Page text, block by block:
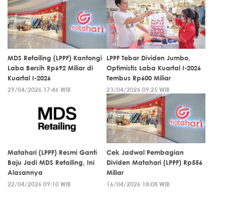
MDS Retailing (LPPF) Kantongi
Laba Bersih Rp692 Miliar di
Kuartal I-2026
29/04/2026 17:46 WIB
LPPF Tebar Dividen Jumbo,
Optimistis Laba Kuartal I-2026
Tembus Rp600 Miliar
23/04/2026 09:25 WIB
Matahari (LPPF) Resmi Ganti
Baju Jadi MDS Retailing, Ini
Alasannya
22/04/2026 09:10 WIB
Cek Jadwal Pembagian
Dividen Matahari (LPPF) Rp556
Miliar
16/04/2026 18:08 WIB